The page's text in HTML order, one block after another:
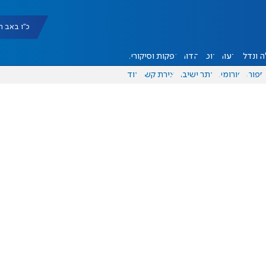
כ"ו באב
ונדל"ן דעות אוכל יהדות הפקות וסיקורים
ספורט פורומים אתר ישיבה יצירת קשר עוד